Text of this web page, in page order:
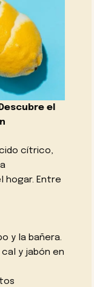
el
cítrico,
hogar. Entre
y la bañera.
cal y jabón en